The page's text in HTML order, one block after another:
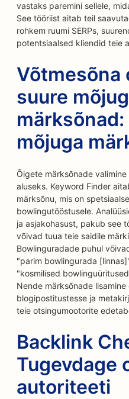
vastaks paremini sellele,
See tööriist aitab teil
rohkem ruumi SERPs,
potentsiaalsed kliendid teie
Võtmesõna
suure
mõjuga
Õigete märksõnade
aluseks. Keyword Finder
märksõnu, mis on
bowlingutööstusele.
ja asjakohasust, pakub see
võivad tuua teie saidile
Bowlinguradade puhul
"parim bowlingurada
"kosmilised
Nende märksõnade
blogipostitustesse ja
teie otsingumootorite
Backlink
Tugevdage
autoriteeti